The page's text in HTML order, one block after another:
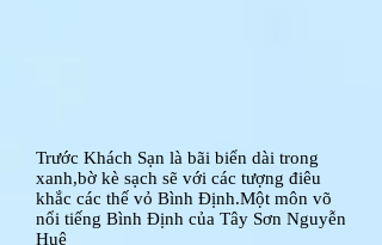
Trước Khách Sạn là bãi biển dài trong
xanh,bờ kè sạch sẽ với các tượng điêu
khắc các thế vỏ Bình Định.Một môn võ
nổi tiếng Bình Định của Tây Sơn Nguyễn
Huệ